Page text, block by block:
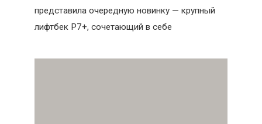
представила очередную новинку — крупный
лифтбек P7+, сочетающий в себе